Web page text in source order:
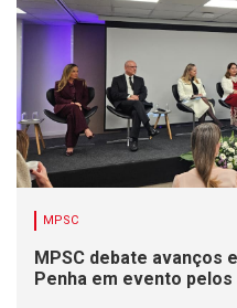
MPSC
MPSC debate avanços
Penha em evento